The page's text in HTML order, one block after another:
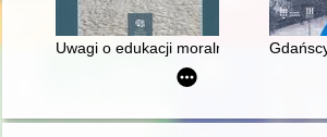
Uwagi o edukacji moralnej synów